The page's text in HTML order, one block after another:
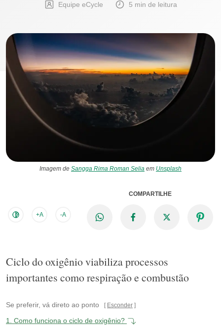
Equipe eCycle 5 min de leitura
Imagem de Sangga Rima Roman Selia em Unsplash
+A -A
COMPARTILHE
Ciclo do oxigênio viabiliza processos
importantes como respiração e combustão
Se preferir, vá direto ao ponto Esconder
1. Como funciona o ciclo de oxigênio?